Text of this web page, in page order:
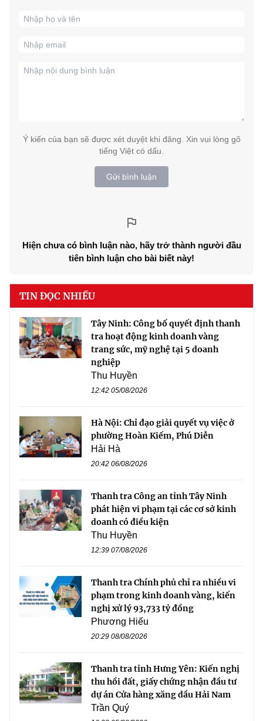
Ý kiến của bạn sẽ được xét duyệt khi đăng. Xin vui lòng gõ
tiếng Việt có dấu.
Gửi bình luận
Hiện chưa có bình luận nào, hãy trở thành người đầu
tiên bình luận cho bài biết này!
TIN ĐỌC NHIỀU
Tây Ninh: Công bố quyết định thanh
tra hoạt động kinh doanh vàng
trang sức, mỹ nghệ tại 5 doanh
nghiệp
Thu Huyền
12:42 05/08/2026
Hà Nội: Chỉ đạo giải quyết vụ việc ở
phường Hoàn Kiếm, Phú Diễn
Hải Hà
20:42 06/08/2026
Thanh tra Công an tỉnh Tây Ninh
phát hiện vi phạm tại các cơ sở kinh
doanh có điều kiện
Thu Huyền
12:39 07/08/2026
Thanh tra Chính phủ chỉ ra nhiều vi
phạm trong kinh doanh vàng, kiến
nghị xử lý 93,733 tỷ đồng
Phương Hiếu
20:29 08/08/2026
Thanh tra tỉnh Hưng Yên: Kiến nghị
thu hồi đất, giấy chứng nhận đầu tư
dự án Cửa hàng xăng dầu Hải Nam
Trần Quý